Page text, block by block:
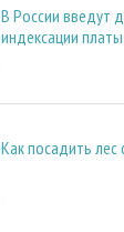
В России введут
индексации
Как посадить лес